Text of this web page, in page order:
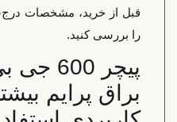
قبل از خرید، مشخصات
را بررسی کنید.
پیچر 600
براق پرایم